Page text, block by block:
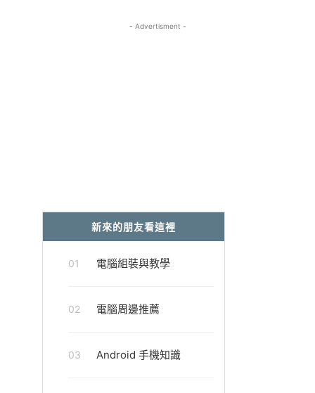
- Advertisment -
新來的朋友看這裡
01 電腦組裝與教學
02 電腦周邊推薦
03 Android 手機知識